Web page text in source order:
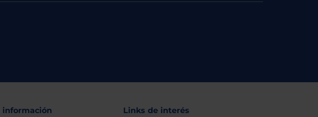
información Links de interés